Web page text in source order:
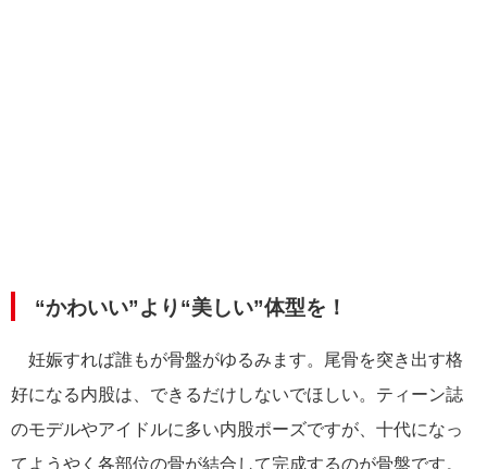
“かわいい”より“美しい”体型を！
妊娠すれば誰もが骨盤がゆるみます。尾骨を突き出す格
好になる内股は、できるだけしないでほしい。ティーン誌
のモデルやアイドルに多い内股ポーズですが、十代になっ
てようやく各部位の骨が結合して完成するのが骨盤です。